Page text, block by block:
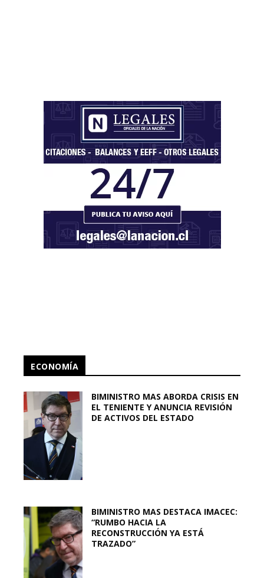
ECONOMÍA
BIMINISTRO MAS ABORDA CRISIS EN
EL TENIENTE Y ANUNCIA REVISIÓN
DE ACTIVOS DEL ESTADO
BIMINISTRO MAS DESTACA IMACEC:
“RUMBO HACIA LA
RECONSTRUCCIÓN YA ESTÁ
TRAZADO”